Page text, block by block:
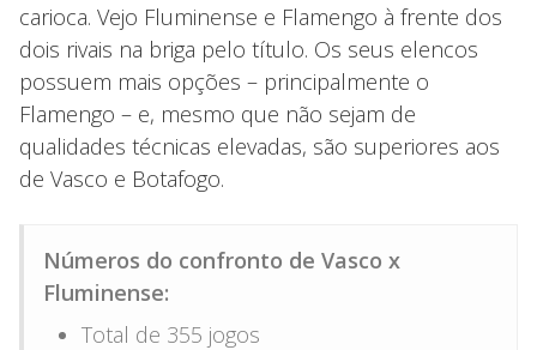
carioca. Vejo Fluminense e Flamengo à frente dos
dois rivais na briga pelo título. Os seus elencos
possuem mais opções – principalmente o
Flamengo – e, mesmo que não sejam de
qualidades técnicas elevadas, são superiores aos
de Vasco e Botafogo.
Números do confronto de Vasco x
Fluminense:
Total de 355 jogos